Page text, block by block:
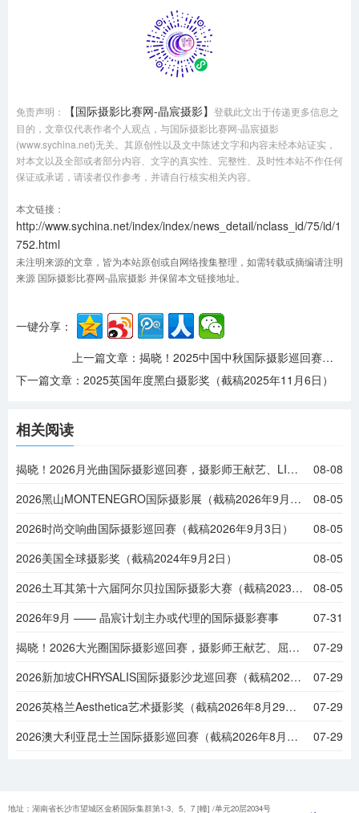
免责声明： 【国际摄影比赛网-晶宸摄影】 登载此文出于传递更多信息之
目的，文章仅代表作者个人观点，与国际摄影比赛网-晶宸摄影
(www.sychina.net)无关。其原创性以及文中陈述文字和内容未经本站证实，
对本文以及全部或者部分内容、文字的真实性、完整性、及时性本站不作任何
保证或承诺，请读者仅作参考，并请自行核实相关内容。
本文链接：
http://www.sychina.net/index/index/news_detail/nclass_id/75/id/1
752.html
未注明来源的文章，皆为本站原创或自网络搜集整理，如需转载或摘编请注明
来源 国际摄影比赛网-晶宸摄影 并保留本文链接地址。
一键分享：
上一篇文章： 揭晓！2025中国中秋国际摄影巡回赛，张玉华、高松山等摘金
下一篇文章： 2025英国年度黑白摄影奖（截稿2025年11月6日）
相关阅读
揭晓！2026月光曲国际摄影巡回赛，摄影师王献艺、LING JYI CHAO等摘金
08-08
2026黑山MONTENEGRO国际摄影展（截稿2026年9月6日）
08-05
2026时尚交响曲国际摄影巡回赛（截稿2026年9月3日）
08-05
2026美国全球摄影奖（截稿2024年9月2日）
08-05
2026土耳其第十六届阿尔贝拉国际摄影大赛（截稿2023年9月1日）
08-05
2026年9月 —— 晶宸计划主办或代理的国际摄影赛事
07-31
揭晓！2026大光圈国际摄影巡回赛，摄影师王献艺、屈鹏程等摘金
07-29
2026新加坡CHRYSALIS国际摄影沙龙巡回赛（截稿2026年8月31日）
07-29
2026英格兰Aesthetica艺术摄影奖（截稿2026年8月29日）
07-29
2026澳大利亚昆士兰国际摄影巡回赛（截稿2026年8月28日）
07-29
地址：湖南省长沙市望城区金桥国际集群第1-3、5、7 [幢] /单元20层2034号